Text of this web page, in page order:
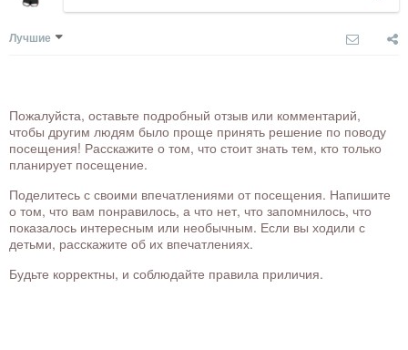
Лучшие
Пожалуйста, оставьте подробный отзыв или комментарий,
чтобы другим людям было проще принять решение по поводу
посещения! Расскажите о том, что стоит знать тем, кто только
планирует посещение.
Поделитесь с своими впечатлениями от посещения. Напишите
о том, что вам понравилось, а что нет, что запомнилось, что
показалось интересным или необычным. Если вы ходили с
детьми, расскажите об их впечатлениях.
Будьте корректны, и соблюдайте правила приличия.